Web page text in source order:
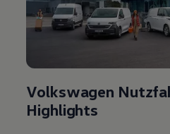
Volkswagen
Highlights